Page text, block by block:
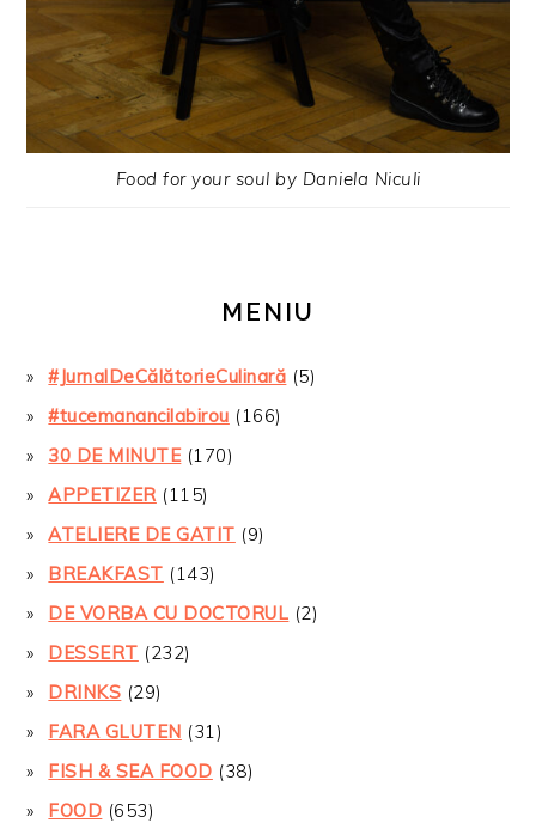
Food for your soul by Daniela Niculi
MENIU
#JurnalDeCălătorieCulinară (5)
#tucemanancilabirou (166)
30 DE MINUTE(170)
APPETIZER (115)
ATELIERE DE GATIT (9)
BREAKFAST (143)
DE VORBA CU DOCTORUL (2)
DESSERT (232)
DRINKS (29)
FARA GLUTEN (31)
FISH & SEA FOOD (38)
FOOD (653)